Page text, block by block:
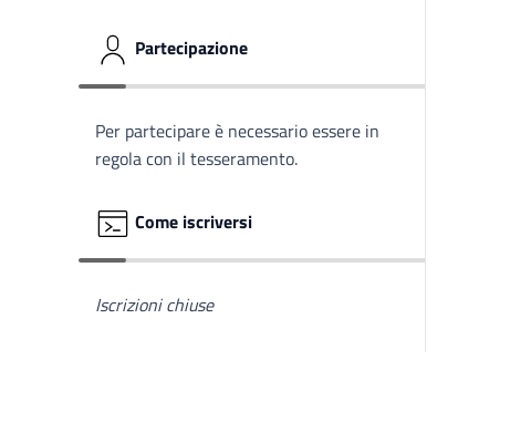
Partecipazione
Per partecipare è necessario essere in
regola con il tesseramento.
Come iscriversi
Iscrizioni chiuse